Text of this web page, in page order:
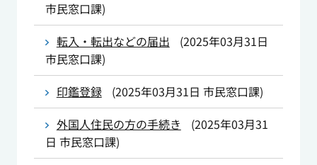
市民窓口課)
転入・転出などの届出
(2025年03月31日
市民窓口課)
印鑑登録
(2025年03月31日 市民窓口課)
外国人住民の方の手続き
(2025年03月31
日 市民窓口課)